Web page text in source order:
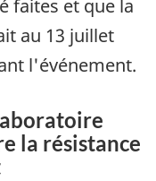
faites et que la
au 13 juillet
l'événement.
la résistance